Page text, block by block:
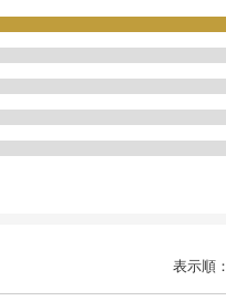
表示順：